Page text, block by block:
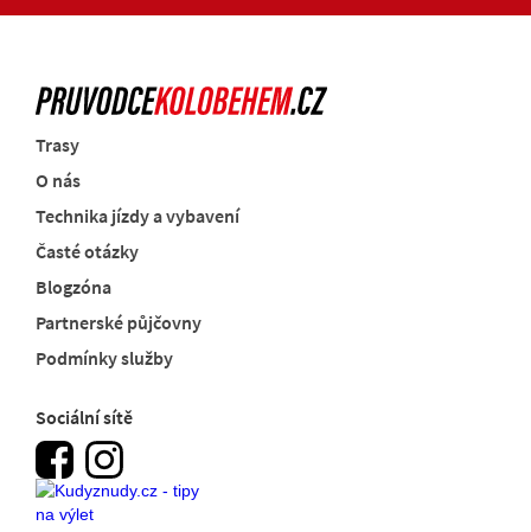
Trasy
O nás
Technika jízdy a vybavení
Časté otázky
Blogzóna
Partnerské půjčovny
Podmínky služby
Sociální sítě